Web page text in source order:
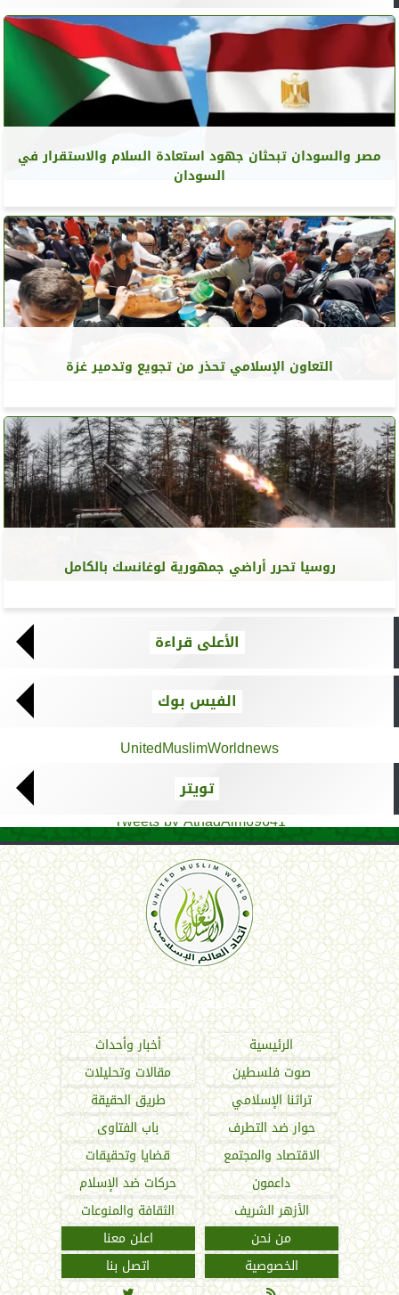
مصر والسودان تبحثان جهود استعادة السلام والاستقرار في
السودان
التعاون الإسلامي تحذر من تجويع وتدمير غزة
روسيا تحرر أراضي جمهورية لوغانسك بالكامل
الأعلى قراءة
الفيس بوك
UnitedMuslimWorldnews
تويتر
Tweets by AthadAlm69641
اتحاد العالم الإسلامي
الرئيسية
أخبار وأحداث
صوت فلسطين
مقالات وتحليلات
تراثنا الإسلامي
طريق الحقيقة
حوار ضد التطرف
باب الفتاوى
الاقتصاد والمجتمع
قضايا وتحقيقات
داعمون
حركات ضد الإسلام
الأزهر الشريف
الثقافة والمنوعات
من نحن
اعلن معنا
الخصوصية
اتصل بنا